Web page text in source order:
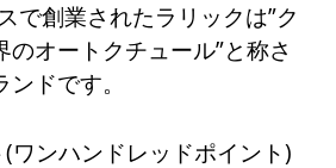
で創業されたラリックは”ク
のオートクチュール”と称さ
ドです。
ワンハンドレッドポイント)